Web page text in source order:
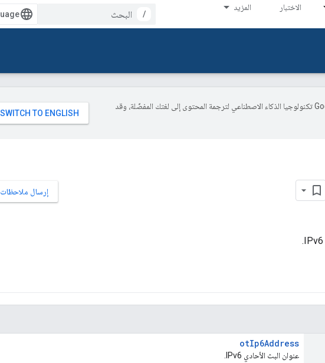
الاختبار المزيد
/
تستخدم Google تكنولوجيا الذكاء الاصطناعي لترجمة المحتوى إلى لغتك المفضّلة، وقد
إرسال ملاحظات
otIp6Address
عنوان البث الأحادي IPv6.